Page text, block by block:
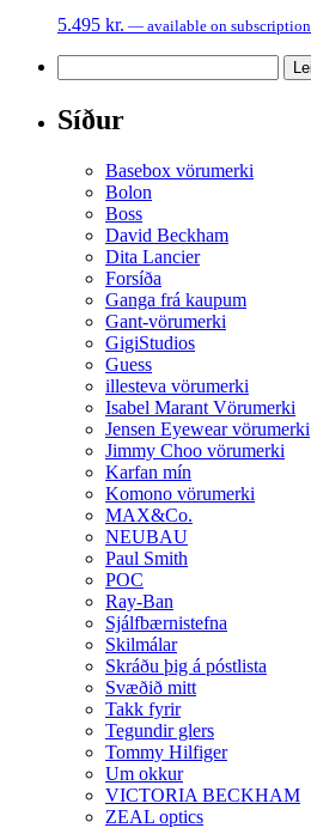
5.495 kr. — available on subscription
að:
Síður
Basebox vörumerki
Bolon
Boss
David Beckham
Dita Lancier
Forsíða
Ganga frá kaupum
Gant-vörumerki
GigiStudios
Guess
illesteva vörumerki
Isabel Marant Vörumerki
Jensen Eyewear vörumerki
Jimmy Choo vörumerki
Karfan mín
Komono vörumerki
MAX&Co.
NEUBAU
Paul Smith
POC
Ray-Ban
Sjálfbærnistefna
Skilmálar
Skráðu þig á póstlista
Svæðið mitt
Takk fyrir
Tegundir glers
Tommy Hilfiger
Um okkur
VICTORIA BECKHAM
ZEAL optics